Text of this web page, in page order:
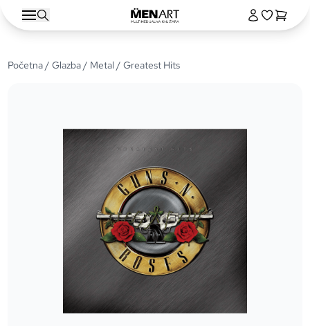
Početna/Glazba/ Metal / Greatest Hits